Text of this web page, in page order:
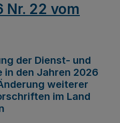
Nr. 22 vom
der Dienst- und
den Jahren 2026
weiterer
im Land